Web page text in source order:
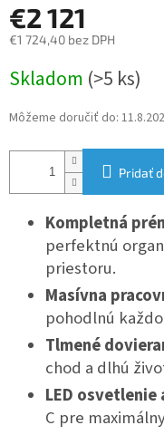
€2 121
€1 724,40 bez DPH
cena:
Skladom (>5 ks)
Môžeme doručiť do:
Pridať
Kompletná
perfektnú
priestoru.
Masívna
pohodlnú
Tlmené
chod a dlhú
LED
C pre